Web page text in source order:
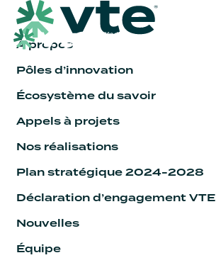
À propos
Pôles d’innovation
Écosystème du savoir
Appels à projets
Nos réalisations
Plan stratégique 2024-2028
Déclaration d’engagement VTE
Nouvelles
Équipe